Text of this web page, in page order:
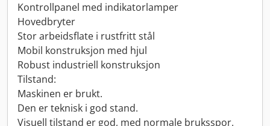
Kontrollpanel med indikatorlamper
Hovedbryter
Stor arbeidsflate i rustfritt stål
Mobil konstruksjon med hjul
Robust industriell konstruksjon
Tilstand:
Maskinen er brukt.
Den er teknisk i god stand.
Visuell tilstand er god, med normale bruksspor.